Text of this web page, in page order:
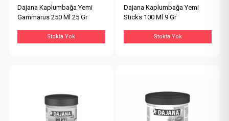
Dajana Kaplumbağa Yemi
Gammarus 250 Ml 25 Gr
Stokta Yok
Dajana Kaplumbağa Yemi
Sticks 100 Ml 9 Gr
Stokta Yok